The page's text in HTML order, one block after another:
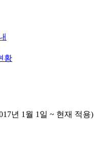
황
년 1월 1일 ~ 현재 적용)